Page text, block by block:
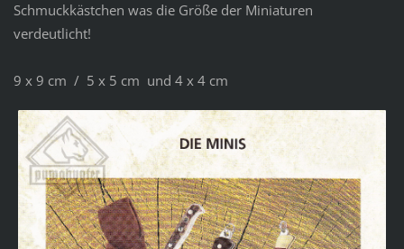
Schmuckkästchen was die Größe der Miniaturen
verdeutlicht!
9 x 9 cm / 5 x 5 cm und 4 x 4 cm